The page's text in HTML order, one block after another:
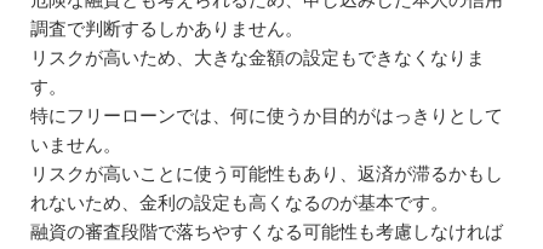
調査で判断するしかありません。
リスクが高いため、大きな金額の設定もできなくなりま
す。
特にフリーローンでは、何に使うか目的がはっきりとして
いません。
リスクが高いことに使う可能性もあり、返済が滞るかもし
れないため、金利の設定も高くなるのが基本です。
融資の審査段階で落ちやすくなる可能性も考慮しなければ